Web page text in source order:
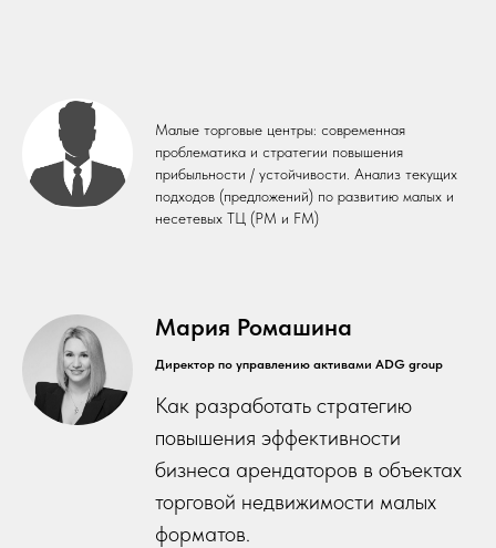
Малые торговые центры: современная
проблематика и стратегии повышения
прибыльности / устойчивости. Анализ текущих
подходов (предложений) по развитию малых и
несетевых ТЦ (PM и FM)
Мария Ромашина
Директор по управлению активами ADG group
Как разработать стратегию
повышения эффективности
бизнеса арендаторов в объектах
торговой недвижимости малых
форматов.